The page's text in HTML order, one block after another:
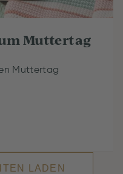
Muttertag
Muttertag
LADEN